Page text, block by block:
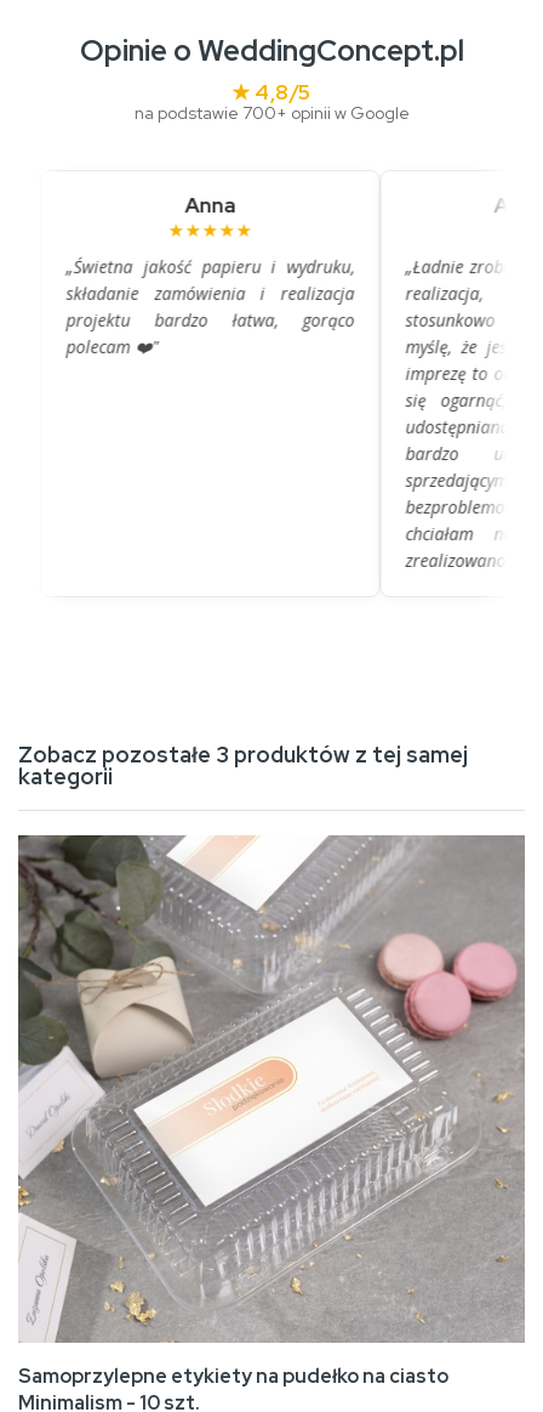
Opinie o WeddingConcept.pl
★ 4,8/5
na podstawie 700+ opinii w Google
Anna
★★★★★
„Świetna jakość papieru i wydruku,
składanie zamówienia i realizacja
projektu bardzo łatwa, gorąco
polecam ❤️"
„Ładnie zrobione
realizacja, co
stosunkowo
myślę, że jeśli ktoś
imprezę to
się ogarnąć,
udostępniana
bardzo
sprzedającym/
bezproblemowy,
chciałam
zrealizowano."
Zobacz pozostałe 3 produktów z tej samej
kategorii
Samoprzylepne etykiety na pudełko na ciasto
Minimalism - 10 szt.